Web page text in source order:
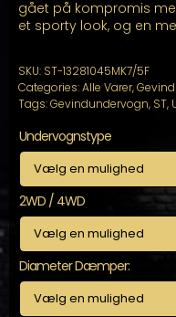
gået på kompromis
et sporty look, og en
SKU: ST-13281045MK7/5F
Categories:Alle Varer,
Tags:Gevindundervogn, ST,
Undervognstype
2WD / 4WD
Diameter Dæmper: